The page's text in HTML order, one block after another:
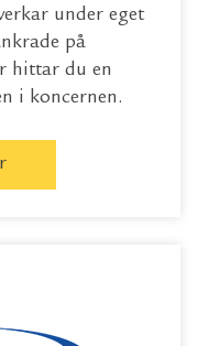
under eget
på
hittar du en
i koncernen.